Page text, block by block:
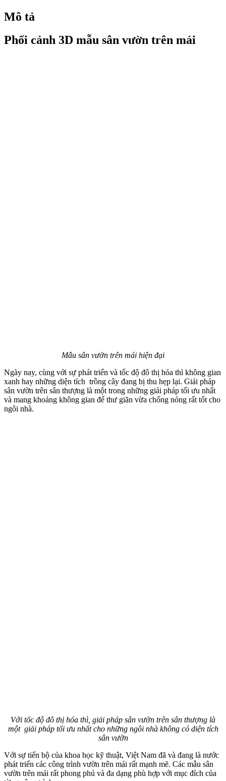
Mô tả
Phối cảnh 3D mẫu sân vườn trên mái
Mẫu sân vườn trên mái hiện đại
Ngày nay, cùng với sự phát triển và tốc độ đô thị hóa thì không gian
xanh hay những diện tích trồng cây đang bị thu hẹp lại. Giải pháp
sân vườn trên sân thượng là một trong những giải pháp tối ưu nhất
và mang khoảng không gian để thư giãn vừa chống nóng rất tốt cho
ngôi nhà.
Với tốc độ đô thị hóa thì, giải pháp sân vườn trên sân thượng là
một giải pháp tối ưu nhất cho những ngôi nhà không có diện tích
sân vườn
Với sự tiến bộ của khoa học kỹ thuật, Việt Nam đã và đang là nước
phát triển các công trình vườn trên mái rất mạnh mẽ. Các mẫu sân
vườn trên mái rất phong phú và đa dạng phù hợp với mục đích của